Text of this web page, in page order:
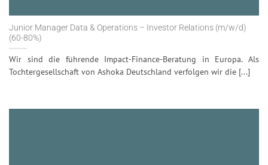
Junior Manager Data & Operations – Investor Relations (m/w/d)
(60-80%)
Wir sind die führende Impact-Finance-Beratung in Europa. Als
Tochtergesellschaft von Ashoka Deutschland verfolgen wir die [...]